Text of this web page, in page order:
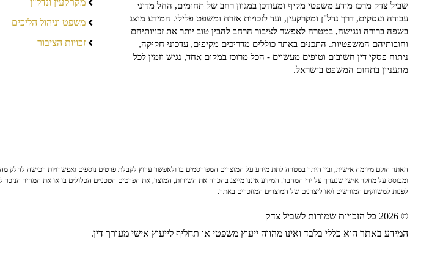
שביל צדק מרכז מידע משפטי מקיף ומעודכן במגוון רחב של תחומים, החל מדיני
עבודה ועסקים, דרך נדל"ן ומקרקעין, ועד לזכויות אזרח ומשפט פלילי. המידע מוצג
בשפה ברורה ונגישה, במטרה לאפשר לציבור הרחב להבין טוב יותר את זכויותיהם
וחובותיהם המשפטיות. התכנים באתר כוללים מדריכים מקיפים, עדכוני חקיקה,
ניתוח פסקי דין חשובים וטיפים מעשיים - הכל מרוכז במקום אחד, נגיש וזמין לכל
מתעניין בתחום המשפט בישראל.
משפט וניהול הליכים
זכויות הציבור
האתר הוקם מיוזמה אישית, ובין היתר במטרה לתת מידע על המוצרים המפורסמים בו ולאפשר ערוץ לקבלת פרטים נוספים ואפשרויות רכישה לחלק
ומבוסס על מחקר אישי שנערך על ידי המחבר. המידע איננו מייצג בהכרח את השירות, המוצר, את הפרטים הטכניים הכלולים בו או את המחיר הנזכר
לפנות למשווקים המורשים ו/או ליצרנים של המוצרים המוזכרים באתר.
© 2026 כל הזכויות שמורות לשביל צדק
המידע באתר הוא כללי בלבד ואינו מהווה ייעוץ משפטי או תחליף לייעוץ אישי מעורך דין.